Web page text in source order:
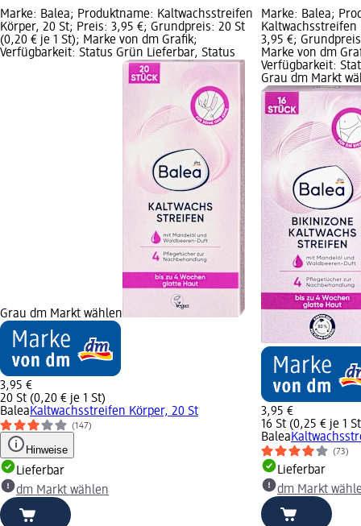
Marke: Balea; Produktname: Kaltwachsstreifen
Körper, 20 St; Preis: 3,95 €; Grundpreis: 20 St
(0,20 € je 1 St); Marke von dm Grafik;
Verfügbarkeit: Status Grün Lieferbar, Status
Grau dm Markt wählen
3,95 €
20 St (0,20 € je 1 St)
BaleaKaltwachsstreifen Körper, 20 St
(147)
Hinweise
Lieferbar
dm Markt wählen
Marke: Balea;
Kaltwachsstreifen
3,95 €;
Marke von dm
Verfügbarkeit:
Grau dm Markt
3,95 €
16 St (0,25 € je 1
Balea
(73)
Lieferbar
dm Markt